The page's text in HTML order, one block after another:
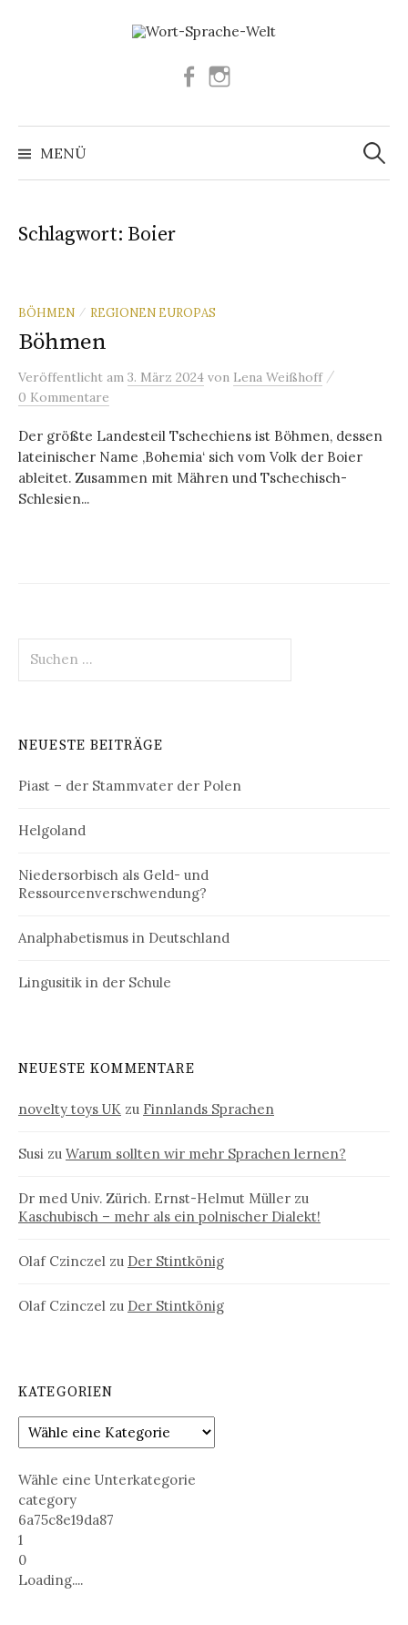
Facebook
MENÜ
Suchen
nach:
Schlagwort: Boier
BÖHMEN / REGIONEN EUROPAS
Böhmen
Veröffentlicht am 3. März 2024 von Lena Weißhoff /
0 Kommentare
Der größte Landesteil Tschechiens ist Böhmen, dessen
lateinischer Name ‚Bohemia‘ sich vom Volk der Boier
ableitet. Zusammen mit Mähren und Tschechisch-
Schlesien...
nach:
NEUESTE BEITRÄGE
Piast – der Stammvater der Polen
Helgoland
Niedersorbisch als Geld- und
Ressourcenverschwendung?
Analphabetismus in Deutschland
Lingusitik in der Schule
NEUESTE KOMMENTARE
novelty toys UK zu Finnlands Sprachen
Susi zu Warum sollten wir mehr Sprachen lernen?
Dr med Univ. Zürich. Ernst-Helmut Müller zu
Kaschubisch – mehr als ein polnischer Dialekt!
Olaf Czinczel zu Der Stintkönig
Olaf Czinczel zu Der Stintkönig
KATEGORIEN
Wähle eine Unterkategorie
category
6a75c8e19da87
1
0
Loading....